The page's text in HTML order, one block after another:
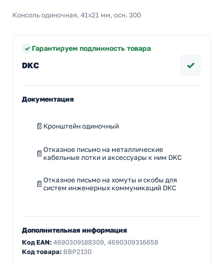
Консоль одиночная, 41х21 мм, осн. 300
Гарантируем подлинность товара
DKC ✓
Документация
Кронштейн одиночный
Отказное письмо на металлические
кабельные лотки и аксессуары к ним DKC
Отказное письмо на хомуты и скобы для
систем инженерных коммуникаций DKC
Дополнительная информация
Код EAN:4690309188309, 4690309316658
Код товара: BBP2130